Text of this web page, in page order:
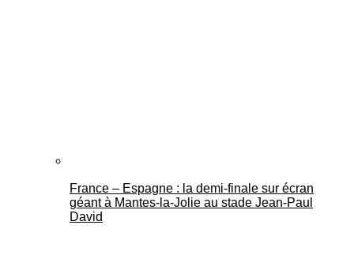
France – Espagne : la demi-finale sur écran
géant à Mantes-la-Jolie au stade Jean-Paul
David